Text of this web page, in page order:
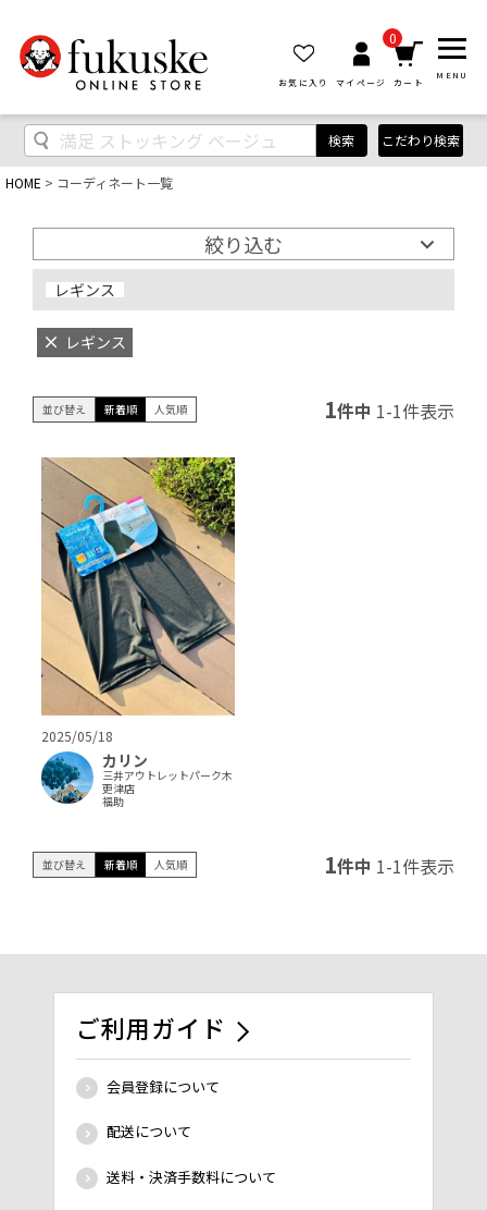
お気に入り マイページ
0
カート
MENU
検索 こだわり検索
HOME コーディネート一覧
絞り込む
レギンス
レギンス
並び替え 新着順 人気順 1件中 1-1件表示
2025/05/18
カリン
三井アウトレットパーク木
更津店
福助
並び替え 新着順 人気順 1件中 1-1件表示
ご利用ガイド
会員登録について
配送について
送料・決済手数料について